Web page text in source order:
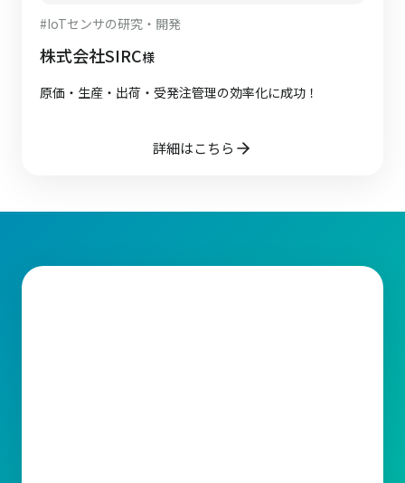
#IoTセンサの研究・開発
株式会社SIRC様
原価・生産・出荷・受発注管理の効率化に成功！
詳細はこちら